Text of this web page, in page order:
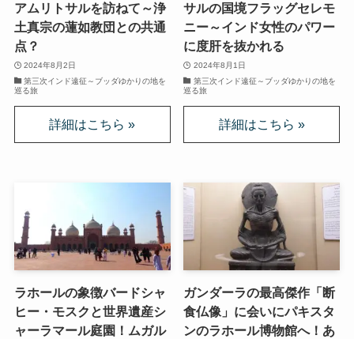
ドストエフスキー論
ドストエフスキーとキリスト教
秋に記す夏の印象～パリ・ジョージアの旅
ドストエフスキー、妻と歩んだ運命の旅～狂気と愛
の西欧旅行
『ローマ旅行記』～劇場都市ローマの魅力とベルニ
ーニ巡礼
アムリトサルを訪ねて～浄
土真宗の蓮如教団との共通
点？
2024年8月2日
第三次インド遠征～ブッダゆかりの地を
巡る旅
サルの国境フラッグセレモ
ニー～インド女性のパワー
に度肝を抜かれる
2024年8月1日
第三次インド遠征～ブッダゆかりの地を
巡る旅
ラホールの象徴バードシャ
ヒー・モスクと世界遺産シ
ャーラマール庭園！ムガル
ガンダーラの最高傑作「断
食仏像」に会いにパキスタ
ンのラホール博物館へ！あ